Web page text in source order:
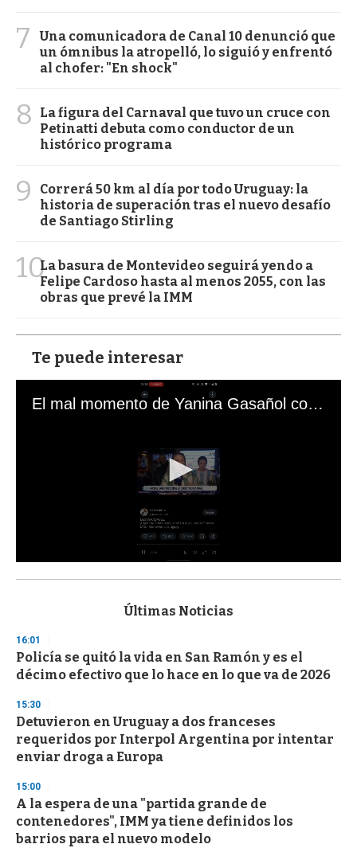
7
Una comunicadora de Canal 10 denunció que
un ómnibus la atropelló, lo siguió y enfrentó
al chofer: "En shock"
8
La figura del Carnaval que tuvo un cruce con
Petinatti debuta como conductor de un
histórico programa
9
Correrá 50 km al día por todo Uruguay: la
historia de superación tras el nuevo desafío
de Santiago Stirling
10La basura de Montevideo seguirá yendo a
Felipe Cardoso hasta al menos 2055, con las
obras que prevé la IMM
Te puede interesar
El mal momento de Yanina Gasañol con un hincha argentino en "Subrayado"
s
d
s
o
f
3
s
c
o
d
s
Últimas Noticias
16:01
Policía se quitó la vida en San Ramón y es el
décimo efectivo que lo hace en lo que va de 2026
15:30
Detuvieron en Uruguay a dos franceses
requeridos por Interpol Argentina por intentar
enviar droga a Europa
15:00
A la espera de una "partida grande de
contenedores", IMM ya tiene definidos los
barrios para el nuevo modelo